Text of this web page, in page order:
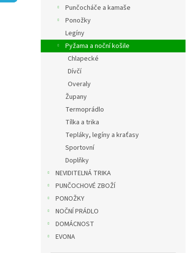
Punčocháče a kamaše
Ponožky
Legíny
Pyžama a noční košile
Chlapecké
Dívčí
Overaly
Župany
Termoprádlo
Tílka a trika
Tepláky, legíny a kraťasy
Sportovní
Doplňky
NEVIDITELNÁ TRIKA
PUNČOCHOVÉ ZBOŽÍ
PONOŽKY
NOČNÍ PRÁDLO
DOMÁCNOST
EVONA